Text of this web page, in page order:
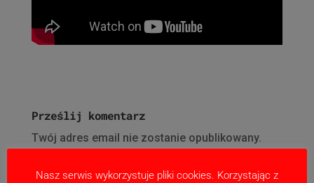
Prześlij komentarz
Twój adres email nie zostanie opublikowany.
Nasz serwis wykorzystuje pliki cookies. Korzystając z